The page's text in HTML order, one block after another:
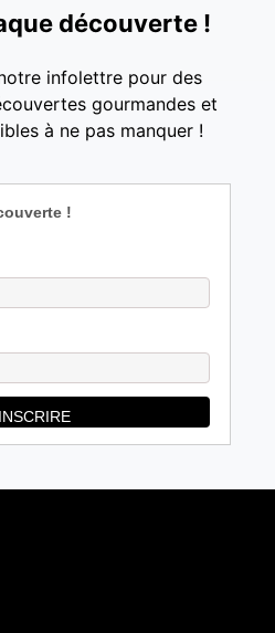
découverte !
infolettre pour des
gourmandes et
à ne pas manquer !
!